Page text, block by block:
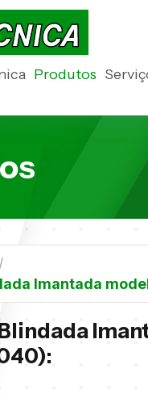
Produtos
Imantada